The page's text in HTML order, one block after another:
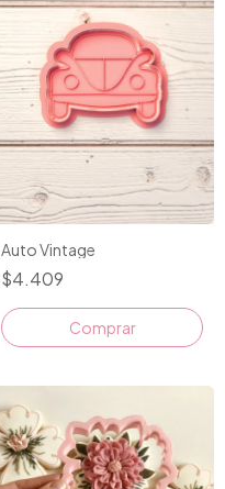
Auto Vintage
$4.409
Comprar